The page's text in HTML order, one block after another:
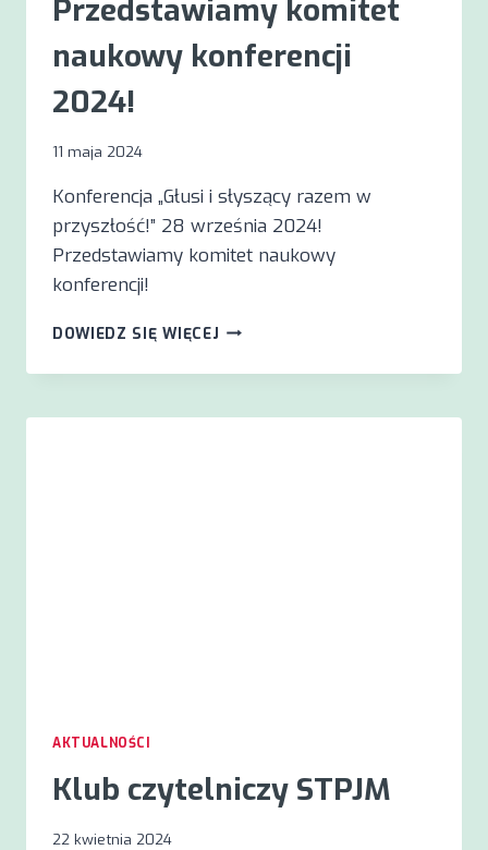
Przedstawiamy komitet
naukowy konferencji
2024!
11 maja 2024
Konferencja „Głusi i słyszący razem w
przyszłość!” 28 września 2024!
Przedstawiamy komitet naukowy
konferencji!
DOWIEDZ SIĘ WIĘCEJ PRZEDSTAWIAMY
NAUKOWY
2024!
AKTUALNOŚCI
Klub czytelniczy STPJM
22 kwietnia 2024